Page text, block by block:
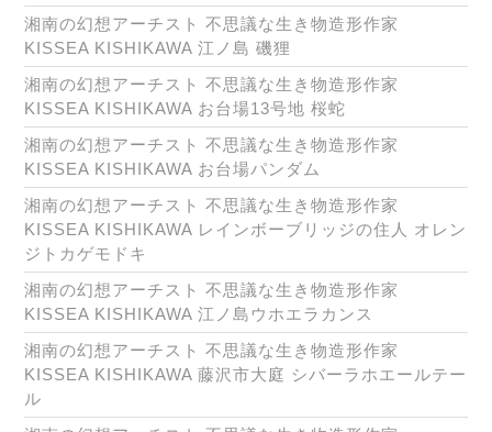
湘南の幻想アーチスト 不思議な生き物造形作家
KISSEA KISHIKAWA 江ノ島 磯狸
湘南の幻想アーチスト 不思議な生き物造形作家
KISSEA KISHIKAWA お台場13号地 桜蛇
湘南の幻想アーチスト 不思議な生き物造形作家
KISSEA KISHIKAWA お台場パンダム
湘南の幻想アーチスト 不思議な生き物造形作家
KISSEA KISHIKAWA レインボーブリッジの住人 オレン
ジトカゲモドキ
湘南の幻想アーチスト 不思議な生き物造形作家
KISSEA KISHIKAWA 江ノ島ウホエラカンス
湘南の幻想アーチスト 不思議な生き物造形作家
KISSEA KISHIKAWA 藤沢市大庭 シバーラホエールテー
ル